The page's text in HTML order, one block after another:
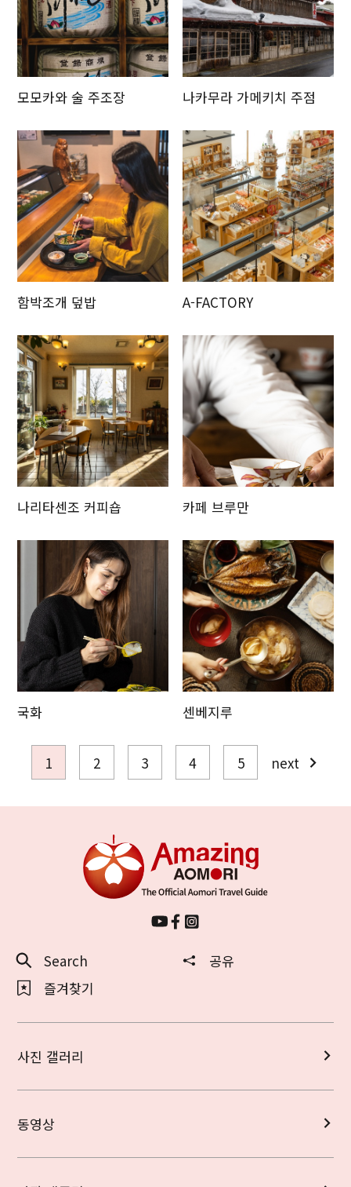
모모카와 술 주조장 나카무라 가메키치 주점
함박조개 덮밥 A-FACTORY
나리타센조 커피숍 카페 브루만
국화 센베지루
1 2 3 4 5 next
Search
공유
즐겨찾기
사진 갤러리
동영상